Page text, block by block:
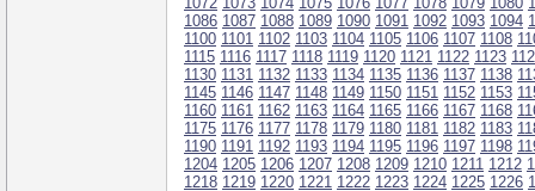
1086 1087 1088 1089 1090 1091 1092 1093 1094
1100 1101 1102 1103 1104 1105 1106 1107 1108
1115 1116 1117 1118 1119 1120 1121 1122 1123
1130 1131 1132 1133 1134 1135 1136 1137 1138
1145 1146 1147 1148 1149 1150 1151 1152 1153
1160 1161 1162 1163 1164 1165 1166 1167 1168
1175 1176 1177 1178 1179 1180 1181 1182 1183
1190 1191 1192 1193 1194 1195 1196 1197 1198
1204 1205 1206 1207 1208 1209 1210 1211 1212
1218 1219 1220 1221 1222 1223 1224 1225 1226